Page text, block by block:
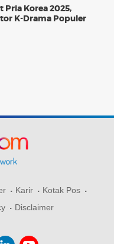
Pria Korea 2025,
K-Drama Populer
Karir
Kotak Pos
Disclaimer